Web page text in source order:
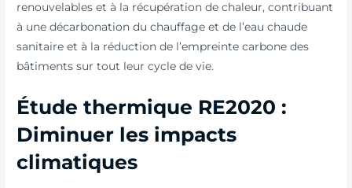
renouvelables et à la récupération de chaleur, contribuant
à une décarbonation du chauffage et de l’eau chaude
sanitaire et à la réduction de l’empreinte carbone des
bâtiments sur tout leur cycle de vie.
Étude thermique RE2020 :
Diminuer les impacts
climatiques